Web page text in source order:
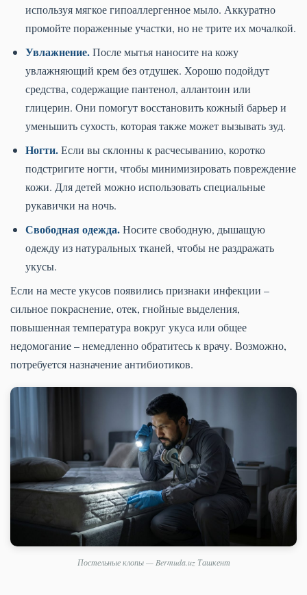
используя мягкое гипоаллергенное мыло. Аккуратно
промойте пораженные участки, но не трите их мочалкой.
Увлажнение.После мытья наносите на кожу
увлажняющий крем без отдушек. Хорошо подойдут
средства, содержащие пантенол, аллантоин или
глицерин. Они помогут восстановить кожный барьер и
уменьшить сухость, которая также может вызывать зуд.
Ногти.Если вы склонны к расчесыванию, коротко
подстригите ногти, чтобы минимизировать повреждение
кожи. Для детей можно использовать специальные
рукавички на ночь.
Свободная одежда.Носите свободную, дышащую
одежду из натуральных тканей, чтобы не раздражать
укусы.
Если на месте укусов появились признаки инфекции –
сильное покраснение, отек, гнойные выделения,
повышенная температура вокруг укуса или общее
недомогание – немедленно обратитесь к врачу. Возможно,
потребуется назначение антибиотиков.
Постельные клопы — Bermuda.uz Ташкент